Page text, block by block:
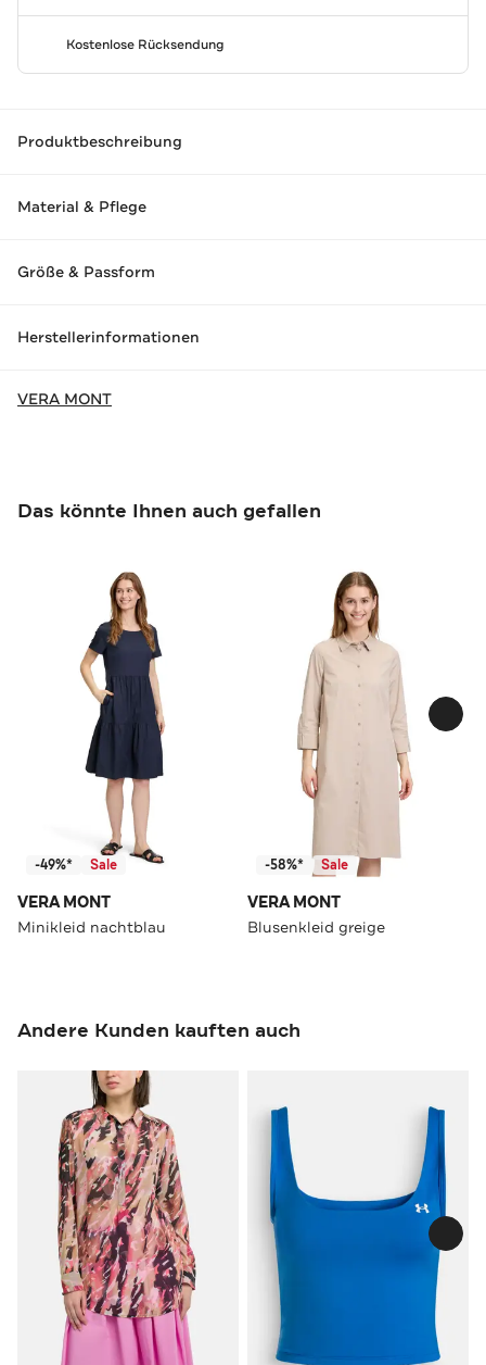
Kostenlose Rücksendung
Produktbeschreibung
Material & Pflege
Größe & Passform
Herstellerinformationen
VERA MONT
Das könnte Ihnen auch gefallen
-49%* Sale
VERA MONT
Minikleid nachtblau
-58%* Sale
VERA MONT
Blusenkleid greige
Andere Kunden kauften auch